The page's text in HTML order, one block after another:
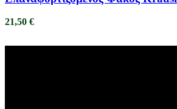
21,50 €